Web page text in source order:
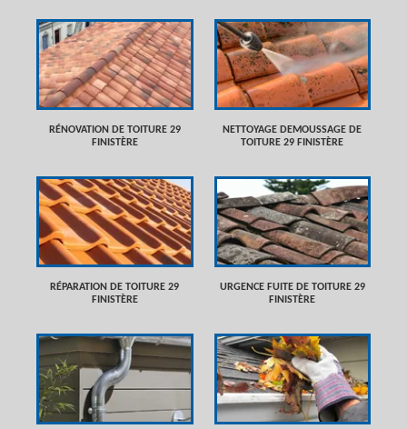
RÉNOVATION DE TOITURE 29
FINISTÈRE
NETTOYAGE DEMOUSSAGE DE
TOITURE 29 FINISTÈRE
RÉPARATION DE TOITURE 29
FINISTÈRE
URGENCE FUITE DE TOITURE 29
FINISTÈRE